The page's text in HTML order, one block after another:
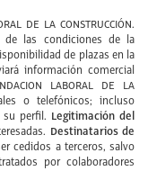
DE LA CONSTRUCCIÓN.
de las condiciones de la
de plazas en la
información comercial
LABORAL DE LA
o telefónicos; incluso
su perfil. Legitimación del
Destinatarios de
cedidos a terceros, salvo
por colaboradores